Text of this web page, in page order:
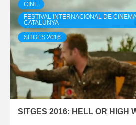
CINE
FESTIVAL INTERNACIONAL DE
CATALUNYA
SITGES 2016
SITGES 2016: HELL OR HIGH